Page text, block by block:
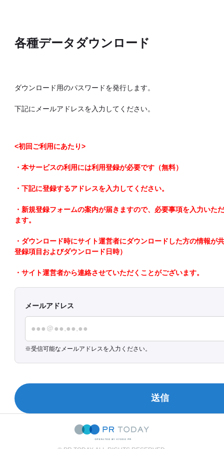
各種データダウンロード
ダウンロード用のパスワードを発行します。
下記にメールアドレスを入力してください。
<初回ご利用にあたり>
・本サービスの利用には利用登録が必要です（無料）
・下記に登録するアドレスを入力してください。
・新規登録フォームの案内が届きますので、必要事項を入力いた
ます。
・ダウンロード時にサイト運営者にダウンロードした方の情報が
登録項目およびダウンロード日時）
・サイト運営者から連絡させていただくことがございます。
メールアドレス
受信可能なメールアドレスを入力ください。
送信